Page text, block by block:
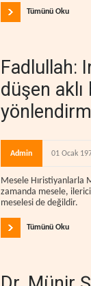
Tümünü Oku
Fadlullah:
düşen aklı
Admin 01 Ocak
Mesele Hıristiyanlarla
zamanda mesele,
meselesi de değildir.
Tümünü Oku